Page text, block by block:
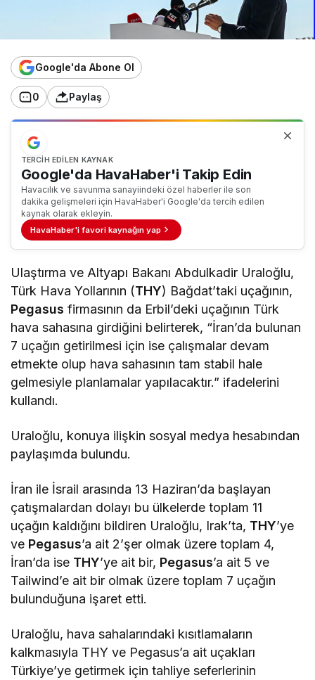
Google'da Abone Ol
0 Paylaş
TERCIH EDILEN KAYNAK
Google'da HavaHaber'i Takip Edin
Havacılık ve savunma sanayiindeki özel haberler ile son
dakika gelişmeleri için HavaHaber'i Google'da tercih edilen
kaynak olarak ekleyin.
HavaHaber'i favori kaynağın yap
Ulaştırma ve Altyapı Bakanı Abdulkadir Uraloğlu,
Türk Hava Yollarının (THY) Bağdat’taki uçağının,
Pegasus firmasının da Erbil’deki uçağının Türk
hava sahasına girdiğini belirterek, “İran’da bulunan
7 uçağın getirilmesi için ise çalışmalar devam
etmekte olup hava sahasının tam stabil hale
gelmesiyle planlamalar yapılacaktır.” ifadelerini
kullandı.
Uraloğlu, konuya ilişkin sosyal medya hesabından
paylaşımda bulundu.
İran ile İsrail arasında 13 Haziran’da başlayan
çatışmalardan dolayı bu ülkelerde toplam 11
uçağın kaldığını bildiren Uraloğlu, Irak’ta, THY’ye
ve Pegasus’a ait 2’şer olmak üzere toplam 4,
İran’da ise THY’ye ait bir, Pegasus’a ait 5 ve
Tailwind’e ait bir olmak üzere toplam 7 uçağın
bulunduğuna işaret etti.
Uraloğlu, hava sahalarındaki kısıtlamaların
kalkmasıyla THY ve Pegasus’a ait uçakları
Türkiye’ye getirmek için tahliye seferlerinin